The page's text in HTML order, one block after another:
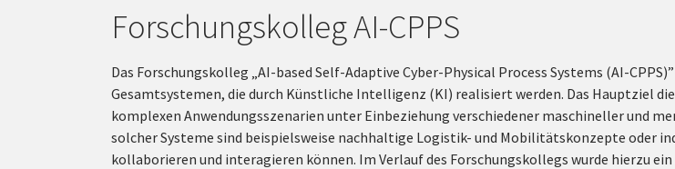
Forschungskolleg AI-CPPS
Das Forschungskolleg „AI-based Self-Adaptive Cyber-Physical Process Systems (AI-
Gesamtsystemen, die durch Künstliche Intelligenz (KI) realisiert werden. Das Hauptziel
komplexen Anwendungsszenarien unter Einbeziehung verschiedener maschineller und
solcher Systeme sind beispielsweise nachhaltige Logistik- und Mobilitätskonzepte oder
kollaborieren und interagieren können. Im Verlauf des Forschungskollegs wurde hierzu